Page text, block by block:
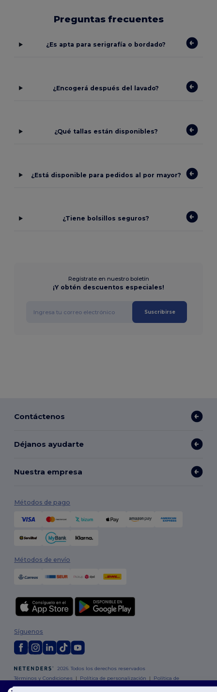
Preguntas frecuentes
¿Es apta para serigrafía o bordado?
¿Encogerá después del lavado?
¿Qué tallas están disponibles?
¿Está disponible para pedidos al por mayor?
¿Tiene bolsillos seguros?
Regístrate en nuestro boletín
¡Y obtén descuentos especiales!
Suscribirse
Contáctenos
Déjanos ayudarte
Nuestra empresa
Métodos de pago
Métodos de envío
2026. Todos los derechos reservados
Términos y Condiciones | Política de personalización | Política de
Privacidad|Política de Cookies|Mapa del sitio
Síguenos